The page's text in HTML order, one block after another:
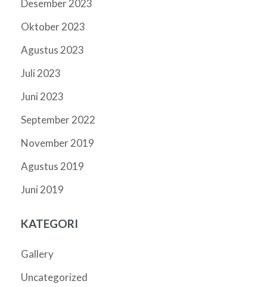
Desember 2023
Oktober 2023
Agustus 2023
Juli 2023
Juni 2023
September 2022
November 2019
Agustus 2019
Juni 2019
KATEGORI
Gallery
Uncategorized